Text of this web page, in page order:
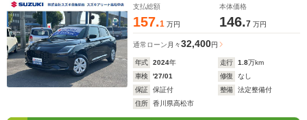
支払総額
157.1 万円
本体価格
146.7 万円
通常ローン 月々32,400円
年式 2024年 走行 1.8万km
車検
'27/01 修復
なし
保証
保証付 整備
法定整備付
住所
香川県高松市